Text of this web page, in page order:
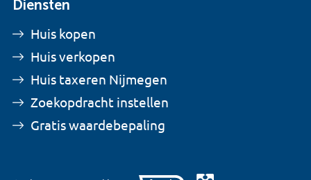
Diensten
Huis kopen
Huis verkopen
Huis taxeren Nijmegen
Zoekopdracht instellen
Gratis waardebepaling